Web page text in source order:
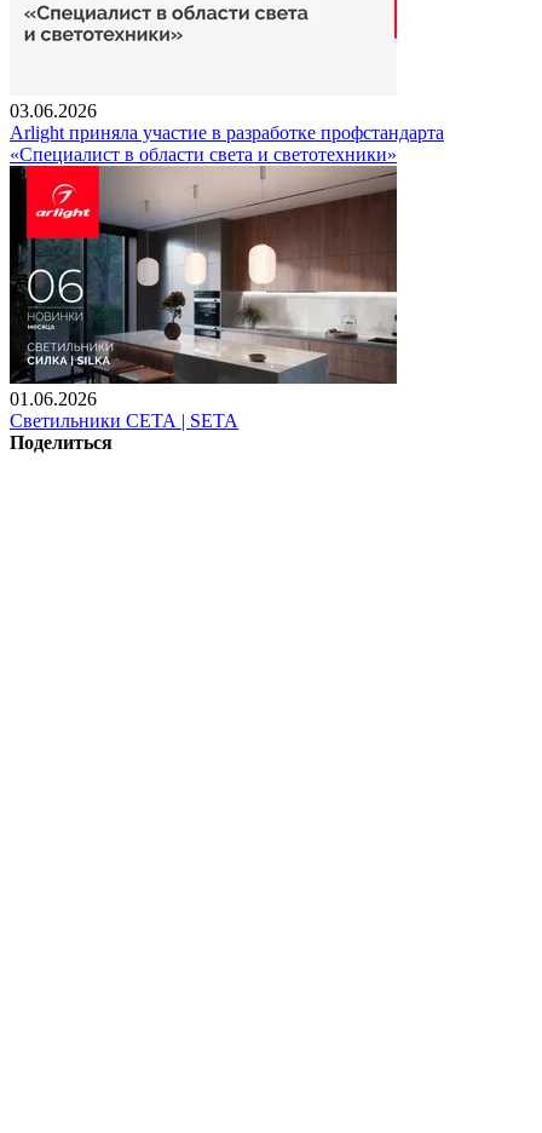
03.06.2026
Arlight приняла участие в разработке профстандарта
«Специалист в области света и светотехники»
01.06.2026
Светильники СЕТА | SETA
Поделиться